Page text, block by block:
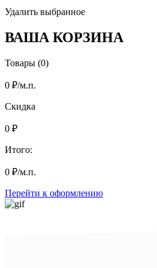
Удалить выбранное
ВАША КОРЗИНА
Товары (0)
0 ₽/м.п.
Скидка
0 ₽
Итого:
0 ₽/м.п.
Перейти к оформлению